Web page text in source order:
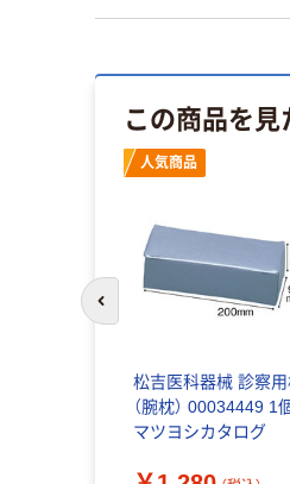
この商品を
人気商品
松吉医科器械 診察
（腕枕） 00034449 1
マツヨシカタログ
前のスライドへ